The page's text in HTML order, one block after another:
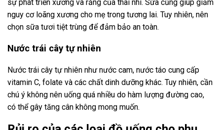
sự phát triển xương và răng của thai nhi. Sữa cũng giúp giảm
nguy cơ loãng xương cho mẹ trong tương lai. Tuy nhiên, nên
chọn sữa tươi tiệt trùng để đảm bảo an toàn.
Nước trái cây tự nhiên
Nước trái cây tự nhiên như nước cam, nước táo cung cấp
vitamin C, folate và các chất dinh dưỡng khác. Tuy nhiên, cần
chú ý không nên uống quá nhiều do hàm lượng đường cao,
có thể gây tăng cân không mong muốn.